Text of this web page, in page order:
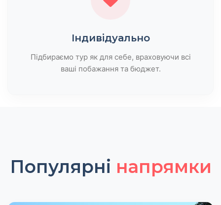
Індивідуально
Підбираємо тур як для себе, враховуючи всі
ваші побажання та бюджет.
Популярні напрямки